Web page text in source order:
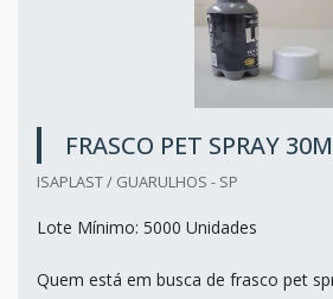
FRASCO PET SPRAY
ISAPLAST / GUARULHOS - SP
Lote Mínimo: 5000 Unidades
Quem está em busca de frasco pet